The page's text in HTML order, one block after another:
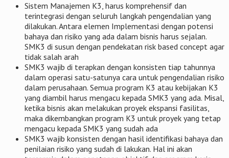
Sistem Manajemen K3, harus komprehensif dan
terintegrasi dengan seluruh langkah pengendalian yang
dilakukan. Antara elemen Implementasi dengan potensi
bahaya dan risiko yang ada dalam bisnis harus sejalan.
SMK3 di susun dengan pendekatan risk based concept agar
tidak salah arah
SMK3 wajib di terapkan dengan konsisten tiap tahunnya
dalam operasi satu-satunya cara untuk pengendalian risiko
dalam perusahaan. Semua program K3 atau kebijakan K3
yang diambil harus mengacu kepada SMK3 yang ada. Misal,
ketika bisnis akan melakukan proyek ekspansi fasilitas,
maka dikembangkan program K3 untuk proyek yang tetap
mengacu kepada SMK3 yang sudah ada
SMK3 wajib konsisten dengan hasil identifikasi bahaya dan
penilaian risiko yang sudah di lakukan. Hal ini akan